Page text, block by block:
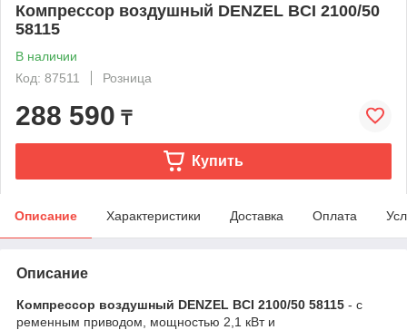
Компрессор воздушный DENZEL BCI 2100/50
58115
В наличии
Код: 87511
Розница
288 590 ₸
Купить
Описание Характеристики Доставка Оплата
Описание
Компрессор воздушный DENZEL BCI 2100/50 58115 - с
ременным приводом, мощностью 2,1 кВт и